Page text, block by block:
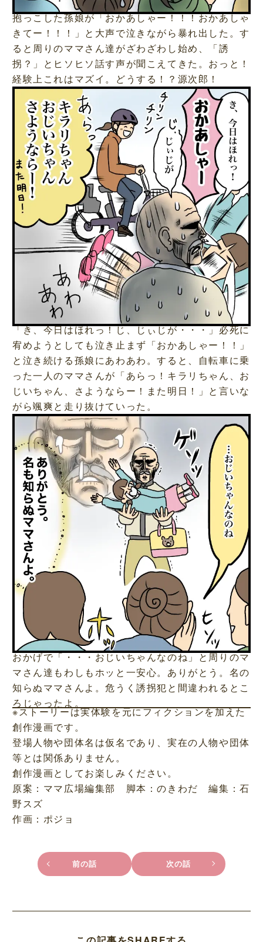
抱っこした孫娘が「おかあしゃー！！！おかあしゃ
きてー！！！」と大声で泣きながら暴れ出した。す
ると周りのママさん達がざわざわし始め、「誘
拐？」とヒソヒソ話す声が聞こえてきた。おっと！
経験上これはマズイ。どうする！？源次郎！
「き、今日はほれっ！じ、じぃじが・・・」必死に
宥めようとしても泣き止まず「おかあしゃー！！」
と泣き続ける孫娘にあわあわ。すると、自転車に乗
った一人のママさんが「あらっ！キラリちゃん、お
じいちゃん、さようならー！また明日！」と言いな
がら颯爽と走り抜けていった。
おかげで「・・・おじいちゃんなのね」と周りのマ
マさん達もわしもホッと一安心。ありがとう。名の
知らぬママさんよ。危うく誘拐犯と間違われるとこ
ろじゃったよ。
※ストーリーは実体験を元にフィクションを加えた
創作漫画です。
登場人物や団体名は仮名であり、実在の人物や団体
等とは関係ありません。
創作漫画としてお楽しみください。
原案：ママ広場編集部 脚本：のきわだ 編集：石
野スズ
作画：ポジョ
前の話 次の話